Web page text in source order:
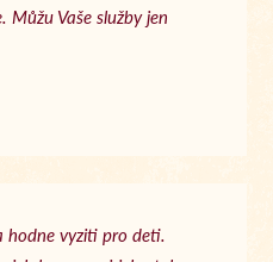
Můžu Vaše služby jen
hodne vyziti pro deti.